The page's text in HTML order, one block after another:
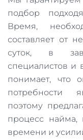
подбор
Время,
составляет от
суток, в
специалистов и
понимает, что
потребности
поэтому
процесс найма,
времени и